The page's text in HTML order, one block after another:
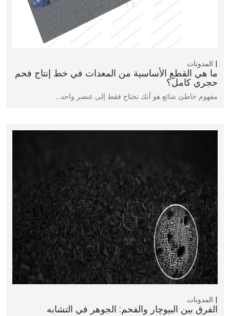
المدونات
ما هي القطع الأساسية من المعدات في خط إنتاج فحم
حجري كامل؟
مفهوم خاطئ شائع هو أنك تحتاج فقط إلى عنصر واحد…
المدونات
الفرق بين البيوچار والفحم: الجوهر في التشابه